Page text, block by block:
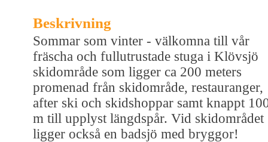
Beskrivning
Sommar som vinter - välkomna till vår
fräscha och fullutrustade stuga i Klövsjö
skidområde som ligger ca 200 meters
promenad från skidområde, restauranger,
after ski och skidshoppar samt knappt
m till upplyst längdspår. Vid skidområdet
ligger också en badsjö med bryggor!